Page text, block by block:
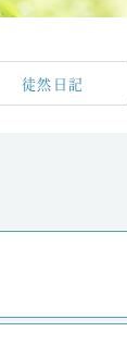
徒然日記